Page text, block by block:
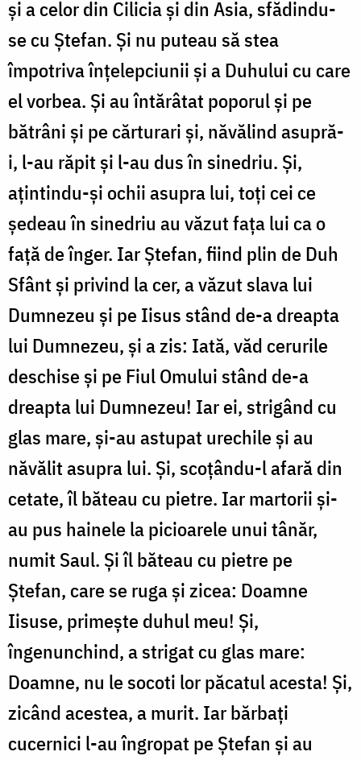
şi a celor din Cilicia şi din Asia, sfădindu-
se cu Ştefan. Şi nu puteau să stea
împotriva înţelepciunii şi a Duhului cu care
el vorbea. Şi au întărâtat poporul şi pe
bătrâni şi pe cărturari şi, năvălind asupră-
i, l-au răpit şi l-au dus în sinedriu. Şi,
aţintindu-şi ochii asupra lui, toţi cei ce
şedeau în sinedriu au văzut faţa lui ca o
faţă de înger. Iar Ştefan, fiind plin de Duh
Sfânt şi privind la cer, a văzut slava lui
Dumnezeu şi pe Iisus stând de-a dreapta
lui Dumnezeu, şi a zis: Iată, văd cerurile
deschise şi pe Fiul Omului stând de-a
dreapta lui Dumnezeu! Iar ei, strigând cu
glas mare, şi-au astupat urechile şi au
năvălit asupra lui. Şi, scoţându-l afară din
cetate, îl băteau cu pietre. Iar martorii şi-
au pus hainele la picioarele unui tânăr,
numit Saul. Şi îl băteau cu pietre pe
Ştefan, care se ruga şi zicea: Doamne
Iisuse, primeşte duhul meu! Şi,
îngenunchind, a strigat cu glas mare:
Doamne, nu le socoti lor păcatul acesta! Şi,
zicând acestea, a murit. Iar bărbaţi
cucernici l-au îngropat pe Ştefan şi au